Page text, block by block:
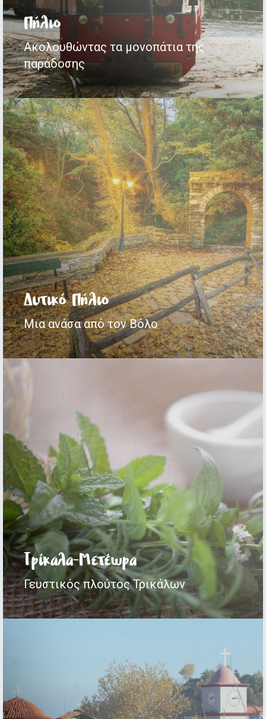
Πήλιο
Ακολουθώντας τα μονοπάτια της
παράδοσης
Δυτικό Πήλιο
Μια ανάσα από τον Βόλο
Τρίκαλα-Μετέωρα
Γευστικός πλούτος Τρικάλων